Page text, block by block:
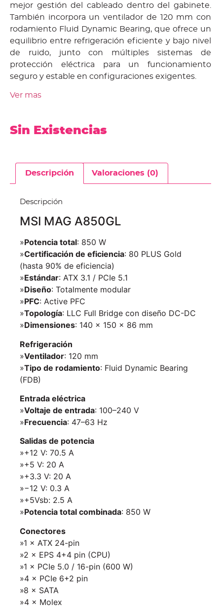
mejor gestión del cableado dentro del gabinete.
También incorpora un ventilador de 120 mm con
rodamiento Fluid Dynamic Bearing, que ofrece un
equilibrio entre refrigeración eficiente y bajo nivel
de ruido, junto con múltiples sistemas de
protección eléctrica para un funcionamiento
seguro y estable en configuraciones exigentes.
Ver mas
Sin Existencias
Descripción Valoraciones (0)
Descripción
MSI MAG A850GL
»Potencia total: 850 W
»Certificación de eficiencia: 80 PLUS Gold
(hasta 90% de eficiencia)
»Estándar: ATX 3.1 / PCIe 5.1
»Diseño: Totalmente modular
»PFC: Active PFC
»Topología: LLC Full Bridge con diseño DC-DC
»Dimensiones: 140 × 150 × 86 mm
Refrigeración
»Ventilador: 120 mm
»Tipo de rodamiento: Fluid Dynamic Bearing
(FDB)
Entrada eléctrica
»Voltaje de entrada: 100–240 V
»Frecuencia: 47–63 Hz
Salidas de potencia
»+12 V: 70.5 A
»+5 V: 20 A
»+3.3 V: 20 A
»−12 V: 0.3 A
»+5Vsb: 2.5 A
»Potencia total combinada: 850 W
Conectores
»1 × ATX 24-pin
»2 × EPS 4+4 pin (CPU)
»1 × PCIe 5.0 / 16-pin (600 W)
»4 × PCIe 6+2 pin
»8 × SATA
»4 × Molex